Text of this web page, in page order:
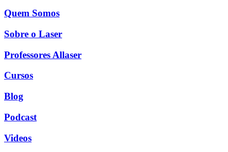
Quem Somos
Sobre o Laser
Professores Allaser
Cursos
Blog
Podcast
Videos